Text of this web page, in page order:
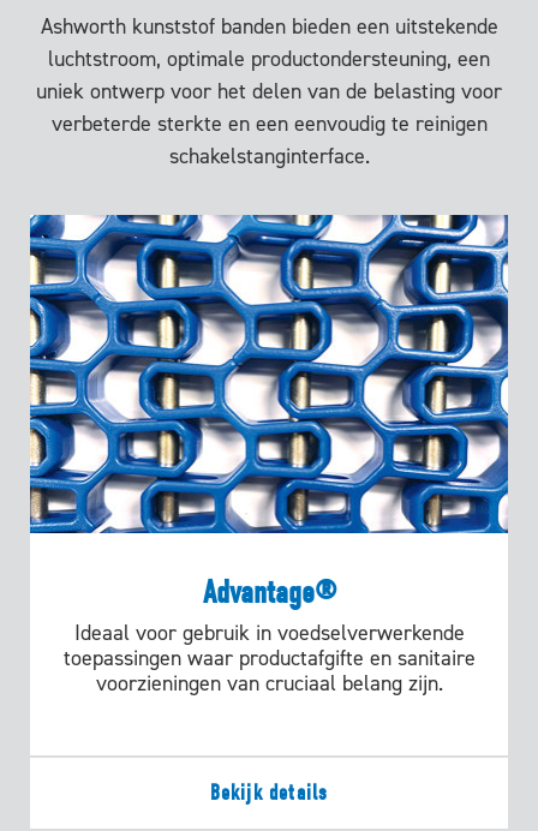
Ashworth kunststof banden bieden een uitstekende
luchtstroom, optimale productondersteuning, een
uniek ontwerp voor het delen van de belasting voor
verbeterde sterkte en een eenvoudig te reinigen
schakelstanginterface.
Advantage®
Ideaal voor gebruik in voedselverwerkende
toepassingen waar productafgifte en sanitaire
voorzieningen van cruciaal belang zijn.
Bekijk details